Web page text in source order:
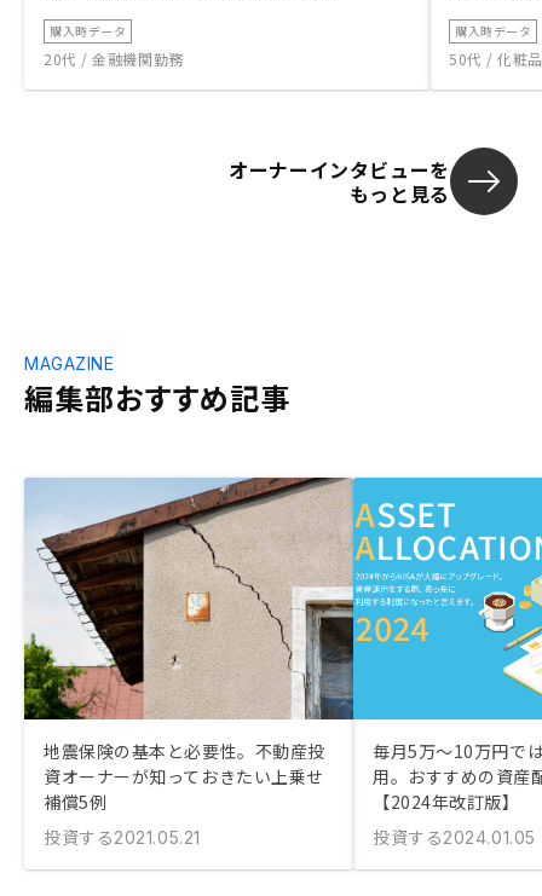
購入時データ
20代 / 金融機関勤務
購入時データ
50代 / 化粧
オーナーインタビューを
もっと見る
編集部おすすめ記事
MAGAZINE
地震保険の基本と必要性。不動産投
資オーナーが知っておきたい上乗せ
補償5例
投資する2021.05.21
毎月5万〜10万円で
用。おすすめの資産
【2024年改訂版】
投資する2024.01.05